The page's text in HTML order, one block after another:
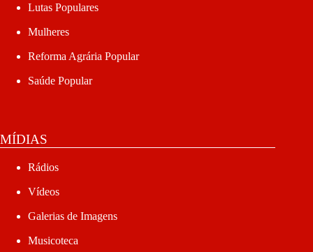
Lutas Populares
Mulheres
Reforma Agrária Popular
Saúde Popular
MÍDIAS
Rádios
Vídeos
Galerias de Imagens
Musicoteca